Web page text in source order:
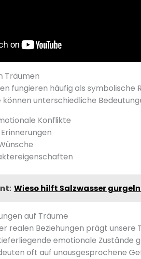
Träumen
fungieren häufig als
können unterschiedliche
Konflikte
Wieso hilft Salzwasser
auf Träume
realen Beziehungen prägt unsere
emotionale Zustände
oft auf unausgesprochene